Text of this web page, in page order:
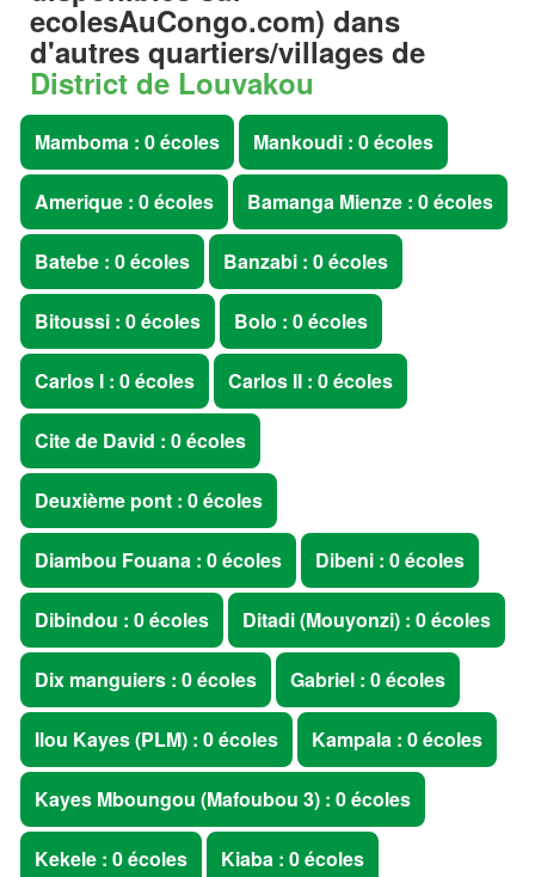
ecolesAuCongo.com) dans
d'autres quartiers/villages de
District de Louvakou
Mamboma : 0 écoles Mankoudi : 0 écoles
Amerique : 0 écoles Bamanga Mienze : 0 écoles
Batebe : 0 écoles Banzabi : 0 écoles
Bitoussi : 0 écoles Bolo : 0 écoles
Carlos I : 0 écoles Carlos II : 0 écoles
Cite de David : 0 écoles
Deuxième pont : 0 écoles
Diambou Fouana : 0 écoles Dibeni : 0 écoles
Dibindou : 0 écoles Ditadi (Mouyonzi) : 0 écoles
Dix manguiers : 0 écoles Gabriel : 0 écoles
Ilou Kayes (PLM) : 0 écoles Kampala : 0 écoles
Kayes Mboungou (Mafoubou 3) : 0 écoles
Kekele : 0 écoles Kiaba : 0 écoles